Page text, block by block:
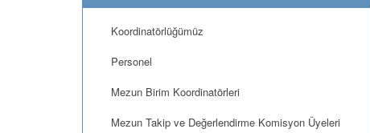
Koordinatörlüğümüz
Personel
Mezun Birim Koordinatörleri
Mezun Takip ve Değerlendirme Komisyon Üyeleri